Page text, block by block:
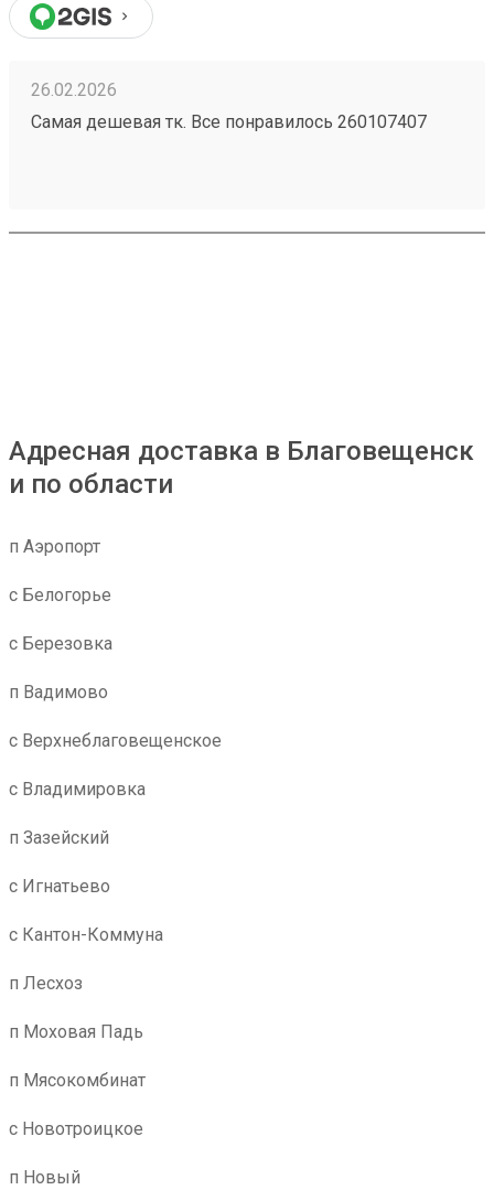
26.02.2026
Самая дешевая тк. Все понравилось 260107407
Адресная доставка в Благовещенск
и по области
п Аэропорт
с Белогорье
с Березовка
п Вадимово
с Верхнеблаговещенское
с Владимировка
п Зазейский
с Игнатьево
с Кантон-Коммуна
п Лесхоз
п Моховая Падь
п Мясокомбинат
с Новотроицкое
п Новый